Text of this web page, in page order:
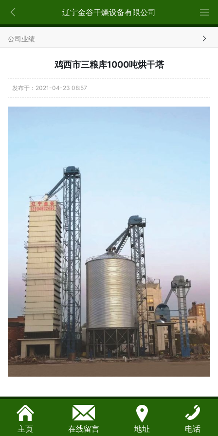
辽宁金谷干燥设备有限公司
公司业绩
鸡西市三粮库1000吨烘干塔
发布于：2021-04-23 08:57
主页 在线留言 地址 电话